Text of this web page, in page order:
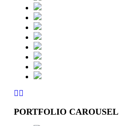
PORTFOLIO CAROUSEL